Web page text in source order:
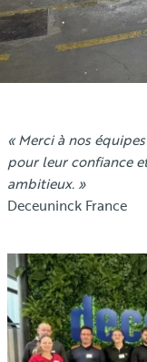
« Merci à nos
pour leur confiance
ambitieux. »
Deceuninck France